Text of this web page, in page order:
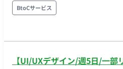
なミッションとなります。担当者
ら、柔軟かつ迅速に対応していただきます。 ■業
工程 【クラフトビールブランド
店舗用のポップ、サインなどの
グッズのデザイン制作 ・担当者と
BtoCサービス
【UI/UXデザイン/週5日/一